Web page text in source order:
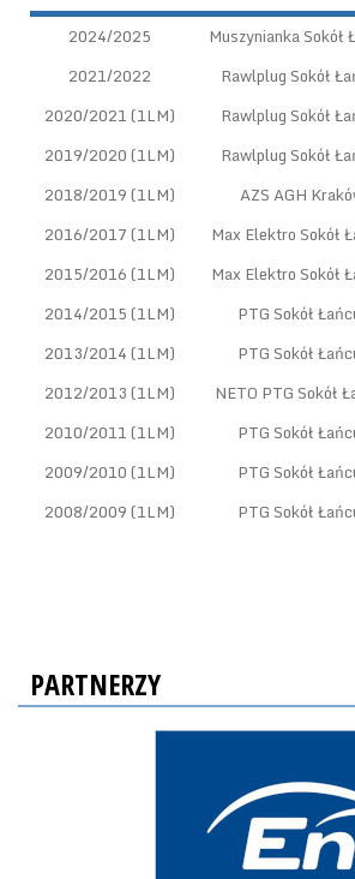
2024/2025 Muszynianka Sokół
2021/2022
Rawlplug Sokół
2020/2021 (1LM)
Rawlplug Sokół
2019/2020 (1LM)
Rawlplug Sokół
2018/2019 (1LM)
AZS AGH
2016/2017 (1LM)
Max Elektro Sokół
2015/2016 (1LM)
Max Elektro Sokół
2014/2015 (1LM)
PTG Sokół
2013/2014 (1LM)
PTG Sokół
2012/2013 (1LM)
NETO PTG Sokół
2010/2011 (1LM)
PTG Sokół
2009/2010 (1LM)
PTG Sokół
2008/2009 (1LM)
PTG Sokół
PARTNERZY